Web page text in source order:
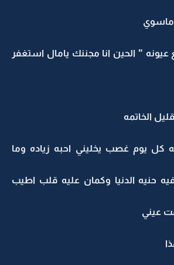
" الحين انا مجننك يامال استغفر
يوم غصب يخليني احبه زياده وما
حنيه الدنيا وكمان عليه قلب اطيب